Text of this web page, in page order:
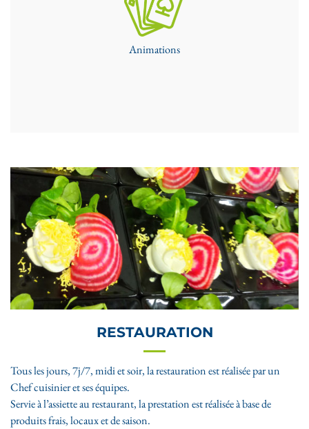
Animations
RESTAURATION
Tous les jours, 7j/7, midi et soir, la restauration est réalisée par un
Chef cuisinier et ses équipes.
Servie à l’assiette au restaurant, la prestation est réalisée à base de
produits frais, locaux et de saison.